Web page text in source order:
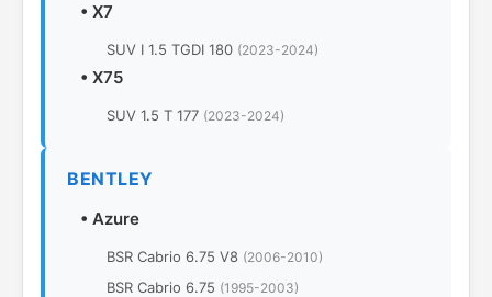
• X7
SUV I 1.5 TGDI 180 (2023-2024)
• X75
SUV 1.5 T 177 (2023-2024)
BENTLEY
• Azure
BSR Cabrio 6.75 V8 (2006-2010)
BSR Cabrio 6.75 (1995-2003)